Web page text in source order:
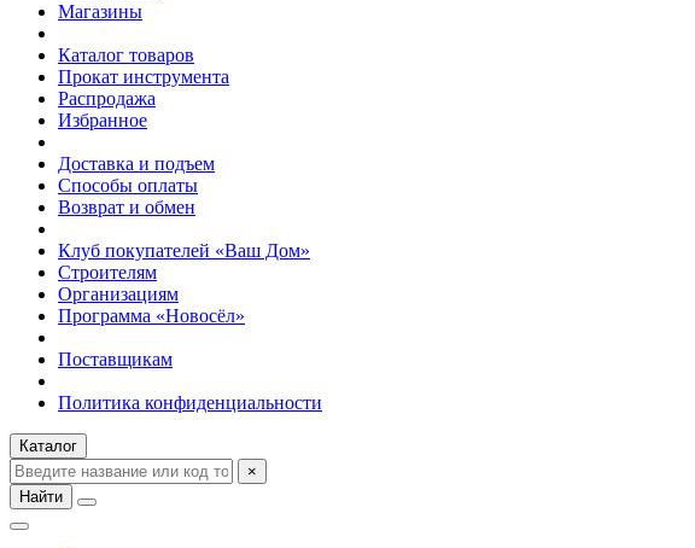
Магазины
Каталог товаров
Прокат инструмента
Распродажа
Избранное
Доставка и подъем
Способы оплаты
Возврат и обмен
Клуб покупателей «Ваш Дом»
Строителям
Организациям
Программа «Новосёл»
Поставщикам
Политика конфиденциальности
Каталог
×
Найти